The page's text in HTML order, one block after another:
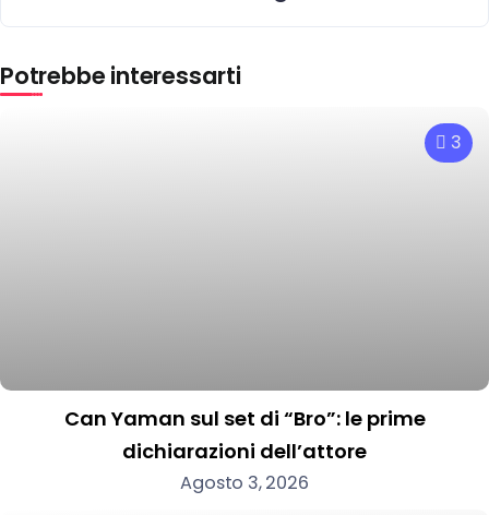
Potrebbe interessarti
3
Can Yaman sul set di “Bro”: le prime
dichiarazioni dell’attore
Agosto 3, 2026